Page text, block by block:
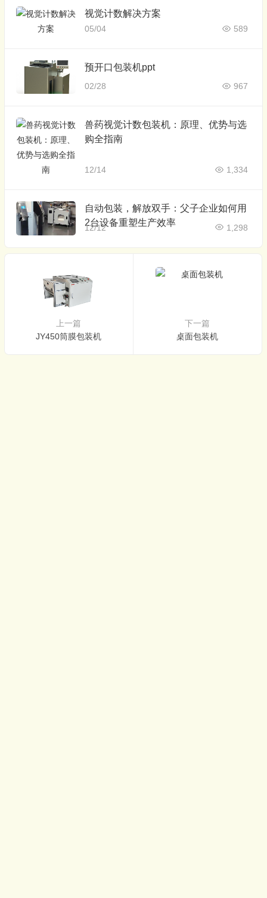
视觉计数解决方案
05/04 589
预开口包装机ppt
02/28 967
兽药视觉计数包装机：原理、优势与选
购全指南
12/14 1,334
自动包装，解放双手：父子企业如何用
2台设备重塑生产效率
12/12 1,298
上一篇
JY450筒膜包装机
下一篇
桌面包装机